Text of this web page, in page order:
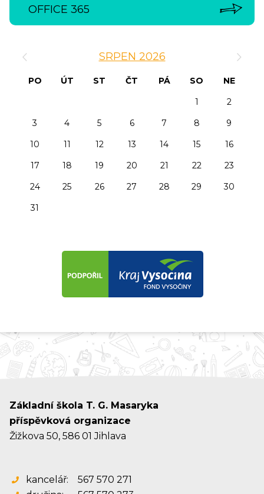
OFFICE 365
SRPEN 2026
PO ÚT ST ČT PÁ SO
NE
1
2
3
4 5 6 7 8
9
10
11 12 13 14 15
16
17
18 19 20 21 22
23
24
25 26 27 28 29
30
31
Základní škola T. G. Masaryka
příspěvková organizace
Žižkova 50, 586 01 Jihlava
kancelář:
567 570 271